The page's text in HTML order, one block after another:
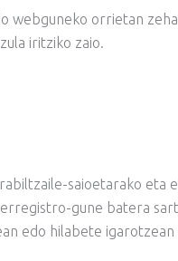
webguneko orrietan
iritziko zaio.
saioetarako eta
gune batera
edo hilabete igarotzean